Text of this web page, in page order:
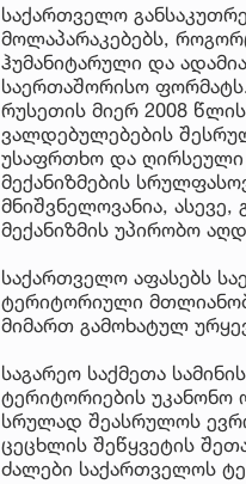
საქართველო
მოლაპარაკებებს,
ჰუმანიტარული და
საერთაშორისო
რუსეთის მიერ 2008
ვალდებულებების
უსაფრთხო და ღირსეული
მექანიზმების
მნიშვნელოვანია,
მექანიზმის უპირობო
საქართველო აფასებს
ტერიტორიული
მიმართ გამოხატულ
საგარეო საქმეთა
ტერიტორიების უკანონო
სრულად შეასრულოს
ცეცხლის შეწყვეტის
ძალები საქართველოს